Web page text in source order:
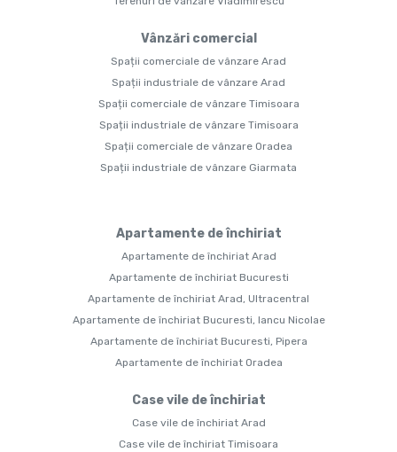
Vânzări comercial
Spații comerciale de vânzare Arad
Spații industriale de vânzare Arad
Spații comerciale de vânzare Timisoara
Spații industriale de vânzare Timisoara
Spații comerciale de vânzare Oradea
Spații industriale de vânzare Giarmata
Apartamente de închiriat
Apartamente de închiriat Arad
Apartamente de închiriat Bucuresti
Apartamente de închiriat Arad, Ultracentral
Apartamente de închiriat Bucuresti, Iancu Nicolae
Apartamente de închiriat Bucuresti, Pipera
Apartamente de închiriat Oradea
Case vile de închiriat
Case vile de închiriat Arad
Case vile de închiriat Timisoara